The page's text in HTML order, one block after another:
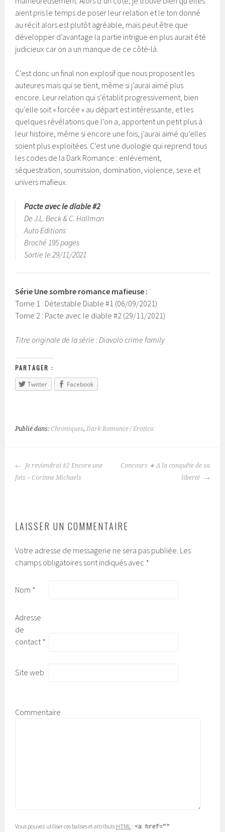
aient pris le temps de poser leur relation et le ton donné
au récit alors est plutôt agréable, mais peut être que
développer d’avantage la partie intrigue en plus aurait été
judicieux car on a un manque de ce côté-là.
C’est donc un final non explosif que nous proposent les
auteures mais qui se tient, même si j’aurai aimé plus
encore. Leur relation qui s’établit progressivement, bien
qu’elle soit « forcée » au départ est intéressante, et les
quelques révélations que l’on a, apportent un petit plus à
leur histoire, même si encore une fois, j’aurai aimé qu’elles
soient plus exploitées. C’est une duologie qui reprend tous
les codes de la Dark Romance : enlévement,
séquestration, soumission, domination, violence, sexe et
univers mafieux.
Pacte avec le diable #2
De J.L. Beck & C. Hallman
Auto Editions
Broché 195 pages
Sortie le 29/11/2021
Série Une sombre romance mafieuse :
Tome 1 : Détestable Diable #1 (06/09/2021)
Tome 2 : Pacte avec le diable #2 (29/11/2021)
Titre originale de la série : Diavolo crime family
PARTAGER :
Twitter
Facebook
Publié dans:Chroniques,Dark Romance / Erotica
NAVIGATION
Je reviendrai #2 Encore une
fois – Corinne Michaels
Concours ★ A la conquête de sa
liberté
LAISSER UN COMMENTAIRE
Votre adresse de messagerie ne sera pas publiée. Les
champs obligatoires sont indiqués avec *
Nom *
Adresse
de
contact*
Site web
Commentaire
Vous pouvez utiliser ces balises et attributs HTML :<a href=""